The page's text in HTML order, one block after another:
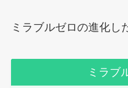
ミラブルゼロの進化し
ミラブ